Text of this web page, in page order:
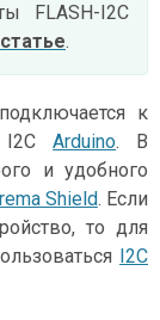
FLASH-I2C
.
к
I2CArduino. В
и удобного
Shield. Если
то для
I2C